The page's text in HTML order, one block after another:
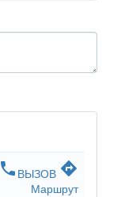
phone ВЫЗОВ directions
Маршрут